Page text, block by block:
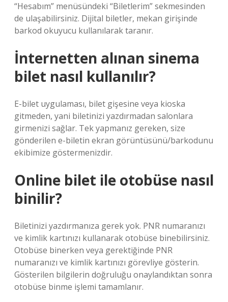
“Hesabım” menüsündeki “Biletlerim” sekmesinden
de ulaşabilirsiniz. Dijital biletler, mekan girişinde
barkod okuyucu kullanılarak taranır.
İnternetten alınan sinema
bilet nasıl kullanılır?
E-bilet uygulaması, bilet gişesine veya kioska
gitmeden, yani biletinizi yazdırmadan salonlara
girmenizi sağlar. Tek yapmanız gereken, size
gönderilen e-biletin ekran görüntüsünü/barkodunu
ekibimize göstermenizdir.
Online bilet ile otobüse nasıl
binilir?
Biletinizi yazdırmanıza gerek yok. PNR numaranızı
ve kimlik kartınızı kullanarak otobüse binebilirsiniz.
Otobüse binerken veya gerektiğinde PNR
numaranızı ve kimlik kartınızı görevliye gösterin.
Gösterilen bilgilerin doğruluğu onaylandıktan sonra
otobüse binme işlemi tamamlanır.